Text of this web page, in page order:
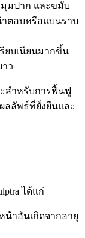
มุมปาก และขมับ
ตอบหรือแบนราบ
ยบเนียนมากขึ้น
าว
ำหรับการฟื้นฟู
ลลัพธ์ที่ยั่งยืนและ
ได้แก่
าอันเกิดจากอายุ